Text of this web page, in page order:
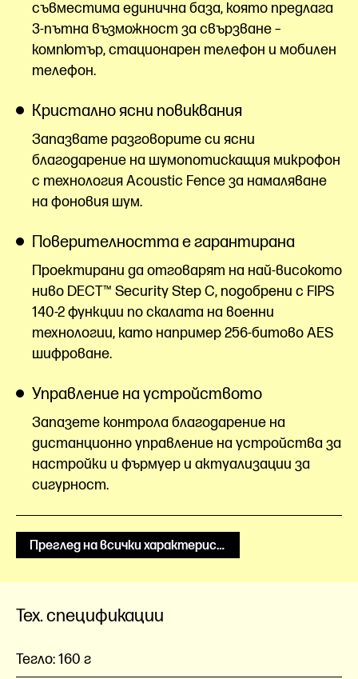
съвместима единична база, която предлага
3-пътна възможност за свързване –
компютър, стационарен телефон и мобилен
телефон.
Кристално ясни повиквания
Запазвате разговорите си ясни
благодарение на шумопотискащия микрофон
с технология Acoustic Fence за намаляване
на фоновия шум.
Поверителността е гарантирана
Проектирани да отговарят на най-високото
ниво DECT™ Security Step C, подобрени с FIPS
140-2 функции по скалата на военни
технологии, като например 256-битово AES
шифроване.
Управление на устройството
Запазете контрола благодарение на
дистанционно управление на устройства за
настройки и фърмуер и актуализации за
сигурност.
Преглед на всички характеристики
Тех. спецификации
Тегло:160 г